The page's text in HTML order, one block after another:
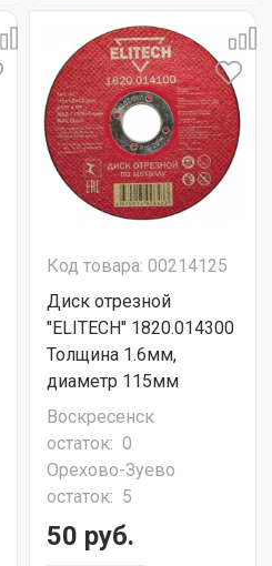
Код товара: 00214125
Диск отрезной
"ELITECH" 1820.014300
Толщина 1.6мм,
диаметр 115мм
Воскресенск
остаток: 0
Орехово-Зуево
остаток: 5
50 руб.